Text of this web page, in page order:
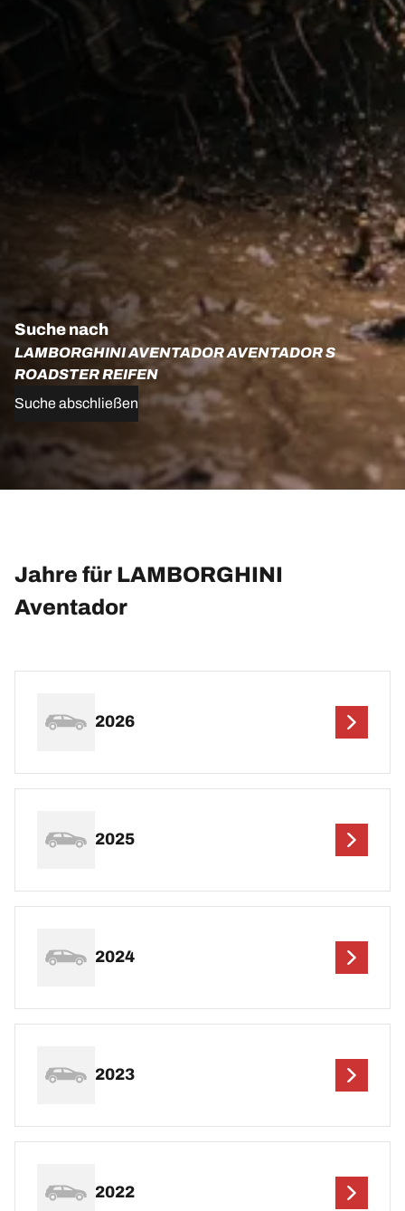
Suche nach
LAMBORGHINI AVENTADOR AVENTADOR S
ROADSTER REIFEN
Suche abschließen
Jahre für LAMBORGHINI
Aventador
2026
2025
2024
2023
2022